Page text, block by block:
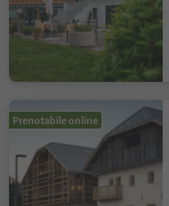
Prenotabile online